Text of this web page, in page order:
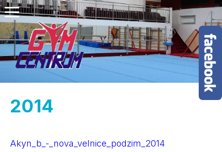
2014
Akyn_b_-_nova_velnice_podzim_2014